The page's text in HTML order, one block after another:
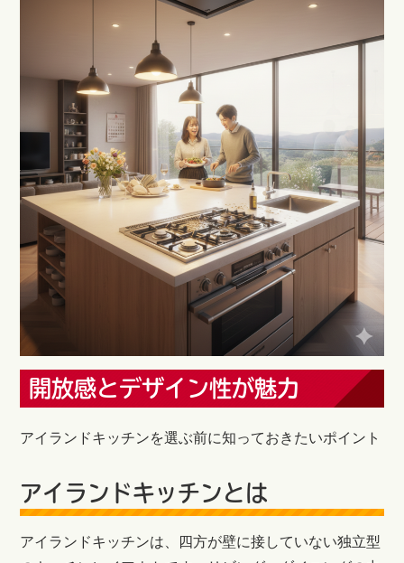
開放感とデザイン性が魅力
アイランドキッチンを選ぶ前に知っておきたいポイント
アイランドキッチンとは
アイランドキッチンは、四方が壁に接していない独立型